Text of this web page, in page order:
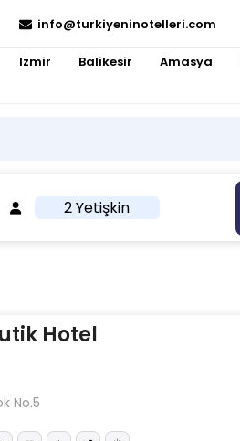
info@turkiyeninotelleri.com
Izmir Balikesir Amasya
2 Yetişkin
Hotel
No.5